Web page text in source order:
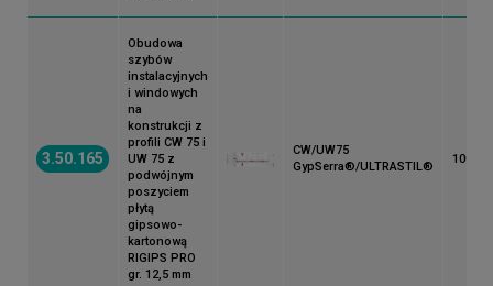
3.50.165
Obudowa
szybów
instalacyjnych
i windowych
na
konstrukcji z
profili CW 75 i
UW 75 z
podwójnym
poszyciem
płytą
gipsowo-
kartonową
RIGIPS PRO
gr. 12,5 mm
CW/UW75
GypSerra®/ULTRASTIL®
100